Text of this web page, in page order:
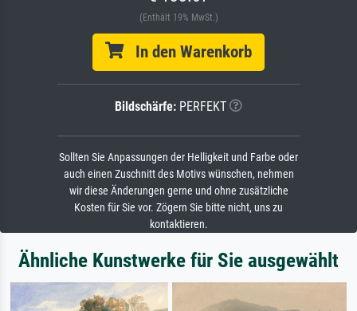
(Enthält 19% MwSt.)
In den Warenkorb
Bildschärfe: PERFEKT
Sollten Sie Anpassungen der Helligkeit und Farbe oder
auch einen Zuschnitt des Motivs wünschen, nehmen
wir diese Änderungen gerne und ohne zusätzliche
Kosten für Sie vor. Zögern Sie bitte nicht, uns zu
kontaktieren.
Ähnliche Kunstwerke für Sie ausgewählt